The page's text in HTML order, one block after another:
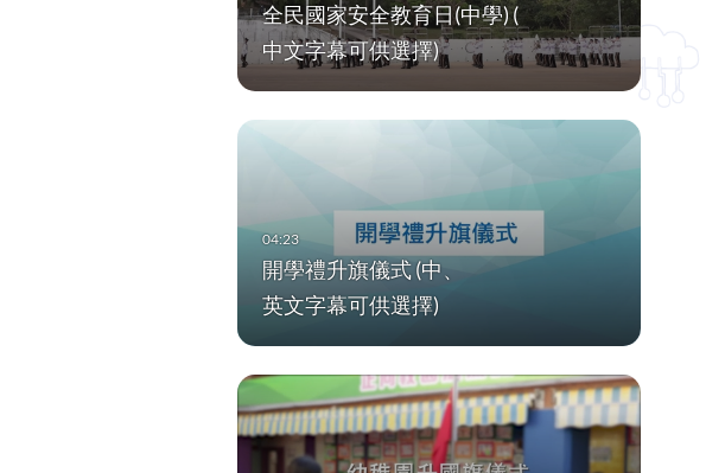
全民國家安全教育日(中學) (
中文字幕可供選擇)
開學禮升旗儀式 (中、
英文字幕可供選擇)